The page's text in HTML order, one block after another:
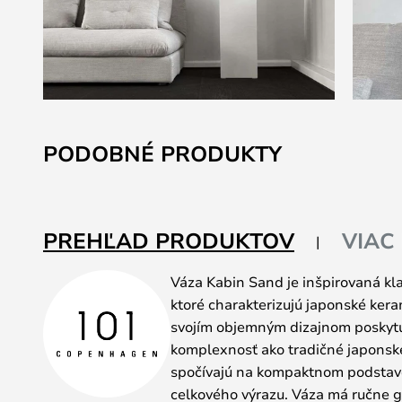
na
začiatok
PODOBNÉ PRODUKTY
PREHĽAD PRODUKTOV VIAC
Váza Kabin Sand je inšpirovaná
ktoré charakterizujú japonské
svojím objemným dizajnom
komplexnosť ako tradičné
spočívajú na kompaktnom
celkového výrazu. Váza má ručne